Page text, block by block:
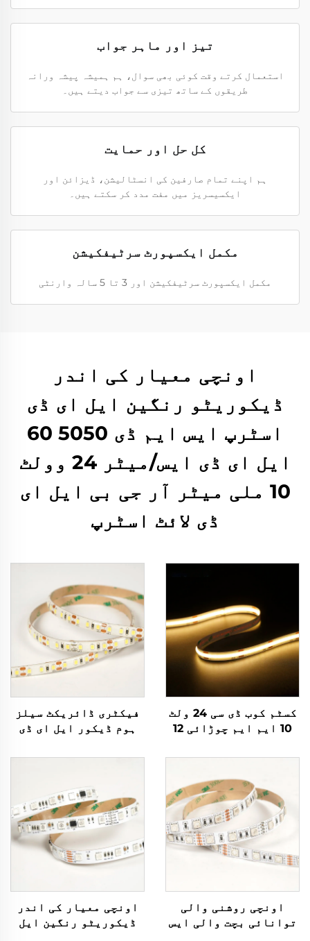
تیز اور ماہر جواب
استعمال کرتے وقت کوئی بھی سوال، ہم ہمیشہ پیشہ ورانہ
طریقوں کے ساتھ تیزی سے جواب دیتے ہیں۔
کل حل اور حمایت
ہم اپنے تمام صارفین کی انسٹالیشن، ڈیزائن اور
ایکسیسریز میں مفت مدد کر سکتے ہیں۔
مکمل ایکسپورٹ سرٹیفکیشن
مکمل ایکسپورٹ سرٹیفکیشن اور 3 تا 5 سالہ وارنٹی
اونچی معیار کی اندر
ڈیکوریٹو رنگین ایل ای ڈی
اسٹرپ ایس ایم ڈی 5050 60
ایل ای ڈی ایس/میٹر 24 وولٹ
10 ملی میٹر آر جی بی ایل ای
ڈی لائٹ اسٹرپ
کسٹم کوب ڈی سی 24 ولٹ
10 ایم ایم چوڑائی 12
آئی پی 65 ڈیمر ہونے
اسٹرپ لائٹس اسمارٹ
اسٹرپ لائٹس انڈور
سجائش کے لیے
فیکٹری ڈائریکٹ سیلز
ہوم ڈیکور ایل ای ڈی
2835 12 وولٹ 5 ملی
فلیکسیبل ایل ای ڈی
لائٹ اسٹرپ
اونچی روشنی والی
توانائی بچت والی ایس
اونچی معیار کی اندر
ڈیکوریٹو رنگین ایل